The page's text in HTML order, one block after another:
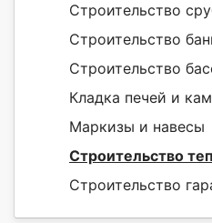
Строительство
Строительство
Строительство
Кладка печей и
Маркизы и навесы
Строительство
Строительство